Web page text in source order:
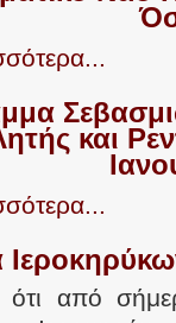
και
ότι από